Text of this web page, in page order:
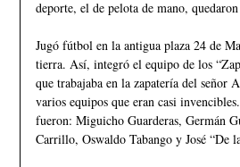
deporte, el de pelota de mano,
Jugó fútbol en la antigua plaza 24 de
tierra. Así, integró el equipo de los
que trabajaba en la zapatería del señor
varios equipos que eran casi
fueron: Miguicho Guarderas, Germán
Carrillo, Oswaldo Tabango y José “De